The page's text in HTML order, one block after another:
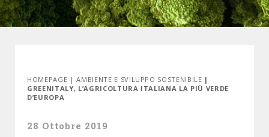
HOMEPAGE |AMBIENTE E SVILUPPO SOSTENIBILE |
GREENITALY, L’AGRICOLTURA ITALIANA LA PIÙ VERDE
D’EUROPA
28 Ottobre 2019